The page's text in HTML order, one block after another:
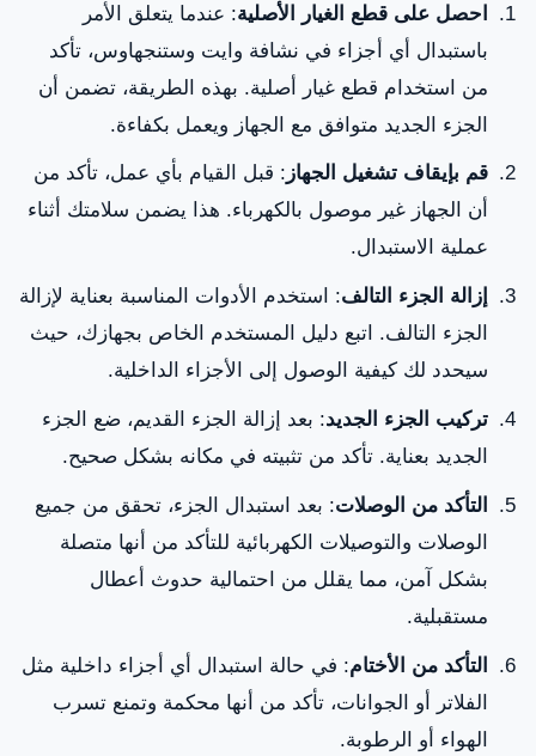
احصل على قطع الغيار الأصلية: عندما يتعلق الأمر
باستبدال أي أجزاء في نشافة وايت وستنجهاوس، تأكد
من استخدام قطع غيار أصلية. بهذه الطريقة، تضمن أن
الجزء الجديد متوافق مع الجهاز ويعمل بكفاءة.
قم بإيقاف تشغيل الجهاز : قبل القيام بأي عمل، تأكد من
أن الجهاز غير موصول بالكهرباء. هذا يضمن سلامتك أثناء
عملية الاستبدال.
إزالة الجزء التالف: استخدم الأدوات المناسبة بعناية لإزالة
الجزء التالف. اتبع دليل المستخدم الخاص بجهازك، حيث
سيحدد لك كيفية الوصول إلى الأجزاء الداخلية.
تركيب الجزء الجديد: بعد إزالة الجزء القديم، ضع الجزء
الجديد بعناية. تأكد من تثبيته في مكانه بشكل صحيح.
التأكد من الوصلات: بعد استبدال الجزء، تحقق من جميع
الوصلات والتوصيلات الكهربائية للتأكد من أنها متصلة
بشكل آمن، مما يقلل من احتمالية حدوث أعطال
مستقبلية.
التأكد من الأختام: في حالة استبدال أي أجزاء داخلية مثل
الفلاتر أو الجوانات، تأكد من أنها محكمة وتمنع تسرب
الهواء أو الرطوبة.